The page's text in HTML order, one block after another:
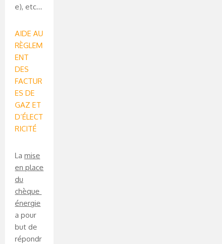
e), etc…
AIDE AU
RÈGLEM
ENT
DES
FACTUR
ES DE
GAZ ET
D’ÉLECT
RICITÉ
La mise
en place
du
chèque
énergie
a pour
but de
répondr